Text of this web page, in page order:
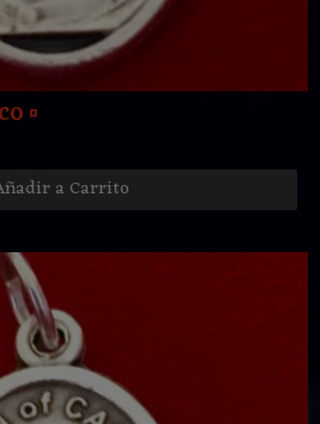
¤
a Carrito